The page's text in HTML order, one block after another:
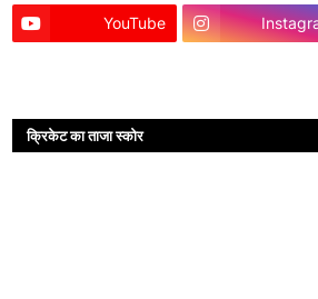
YouTube
क्रिकेट का ताजा स्कोर